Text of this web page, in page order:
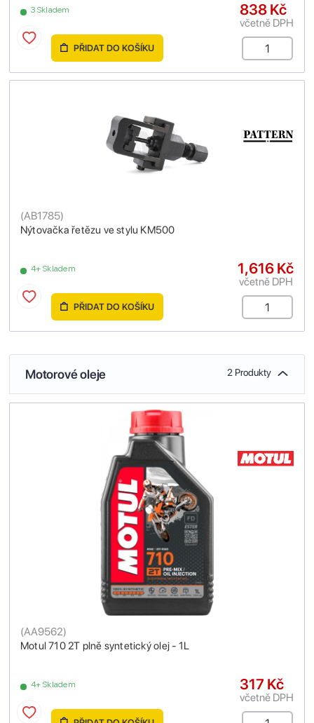
3 Skladem 838 Kč
včetně DPH
PŘIDAT DO KOŠÍKU
Nýtovačka řetězu ve stylu KM500
(AB1785)
4+ Skladem 1,616 Kč
včetně DPH
PŘIDAT DO KOŠÍKU
Motorové oleje 2 Produkty
Motul 710 2T plně syntetický olej - 1L
(AA9562)
4+ Skladem 317 Kč
včetně DPH